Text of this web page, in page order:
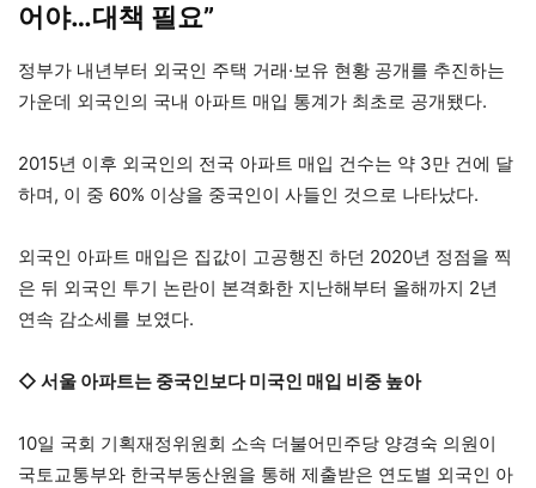
어야…대책 필요”
정부가 내년부터 외국인 주택 거래·보유 현황 공개를 추진하는
가운데 외국인의 국내 아파트 매입 통계가 최초로 공개됐다.
2015년 이후 외국인의 전국 아파트 매입 건수는 약 3만 건에 달
하며, 이 중 60% 이상을 중국인이 사들인 것으로 나타났다.
외국인 아파트 매입은 집값이 고공행진 하던 2020년 정점을 찍
은 뒤 외국인 투기 논란이 본격화한 지난해부터 올해까지 2년
연속 감소세를 보였다.
◇ 서울 아파트는 중국인보다 미국인 매입 비중 높아
10일 국회 기획재정위원회 소속 더불어민주당 양경숙 의원이
국토교통부와 한국부동산원을 통해 제출받은 연도별 외국인 아